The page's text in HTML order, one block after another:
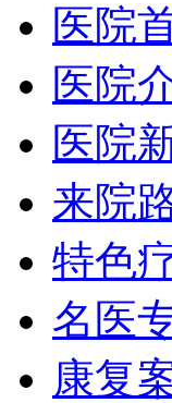
医院
医院
医院
来院
特色
名医
康复